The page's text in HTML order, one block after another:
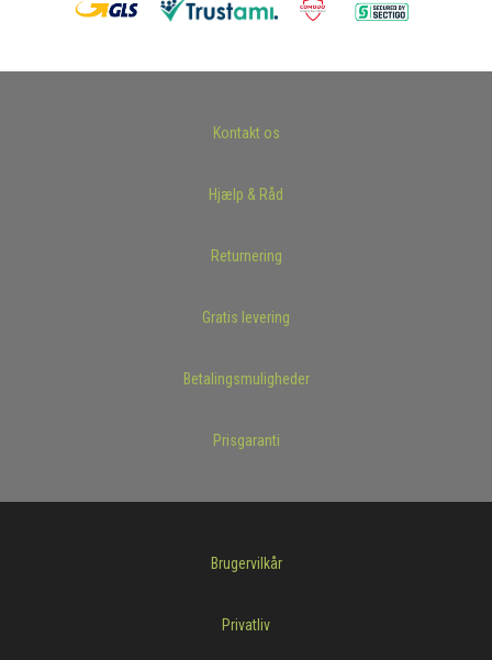
Kontakt os
Hjælp & Råd
Returnering
Gratis levering
Betalingsmuligheder
Prisgaranti
Brugervilkår
Privatliv